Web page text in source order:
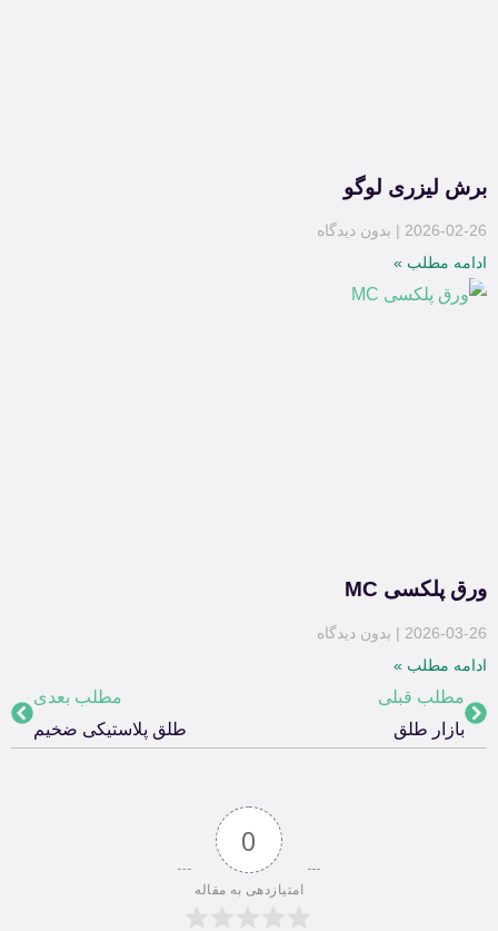
برش لیزری لوگو
2026-02-26
بدون دیدگاه
ادامه مطلب »
ورق پلکسی MC
2026-03-26
بدون دیدگاه
ادامه مطلب »
مطلب قبلی
بازار طلق
مطلب بعدی
طلق پلاستیکی ضخیم
0
امتیازدهی به مقاله